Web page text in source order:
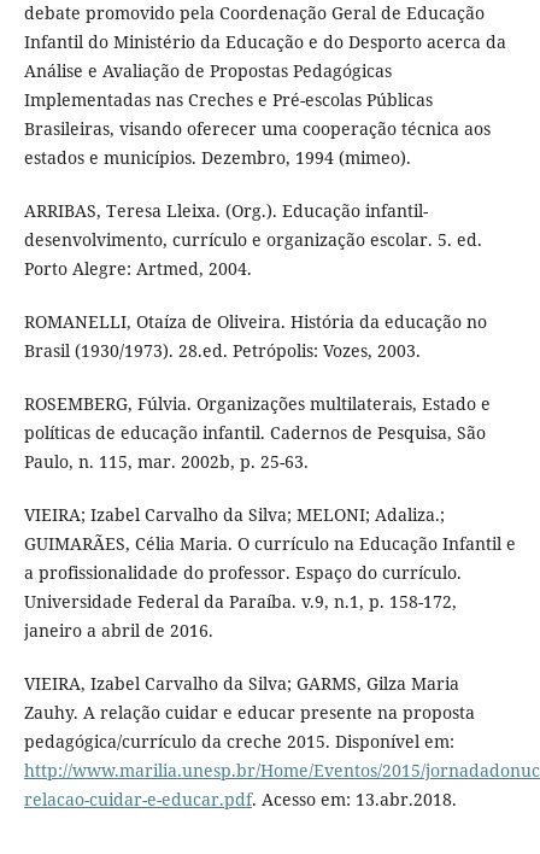
debate promovido pela Coordenação Geral de Educação
Infantil do Ministério da Educação e do Desporto acerca da
Análise e Avaliação de Propostas Pedagógicas
Implementadas nas Creches e Pré-escolas Públicas
Brasileiras, visando oferecer uma cooperação técnica aos
estados e municípios. Dezembro, 1994 (mimeo).
ARRIBAS, Teresa Lleixa. (Org.). Educação infantil-
desenvolvimento, currículo e organização escolar. 5. ed.
Porto Alegre: Artmed, 2004.
ROMANELLI, Otaíza de Oliveira. História da educação no
Brasil (1930/1973). 28.ed. Petrópolis: Vozes, 2003.
ROSEMBERG, Fúlvia. Organizações multilaterais, Estado e
políticas de educação infantil. Cadernos de Pesquisa, São
Paulo, n. 115, mar. 2002b, p. 25-63.
VIEIRA; Izabel Carvalho da Silva; MELONI; Adaliza.;
GUIMARÃES, Célia Maria. O currículo na Educação Infantil e
a profissionalidade do professor. Espaço do currículo.
Universidade Federal da Paraíba. v.9, n.1, p. 158-172,
janeiro a abril de 2016.
VIEIRA, Izabel Carvalho da Silva; GARMS, Gilza Maria
Zauhy. A relação cuidar e educar presente na proposta
pedagógica/currículo da creche 2015. Disponível em:
http://www.marilia.unesp.br/Home/Eventos/2015/
relacao-cuidar-e-educar.pdf. Acesso em: 13.abr.2018.